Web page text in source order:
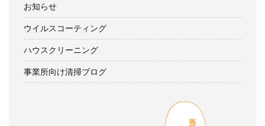
お知らせ
ウイルスコーティング
ハウスクリーニング
事業所向け清掃ブログ